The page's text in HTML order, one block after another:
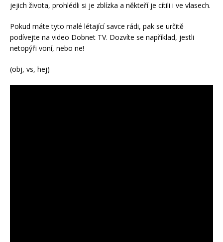
jejich života, prohlédli si je zblízka a někteří je cítili i ve vlasech.
Pokud máte tyto malé létající savce rádi, pak se určitě
podívejte na video Dobnet TV. Dozvíte se například, jestli
netopýři voní, nebo ne!
(obj, vs, hej)